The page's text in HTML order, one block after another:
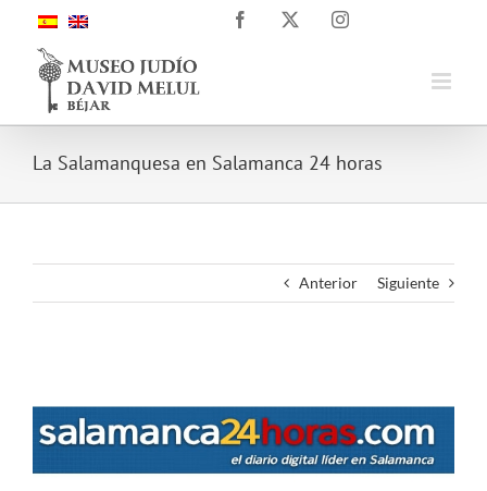
contenido
Facebook Instagram
La Salamanquesa en Salamanca 24 horas
Anterior Siguiente